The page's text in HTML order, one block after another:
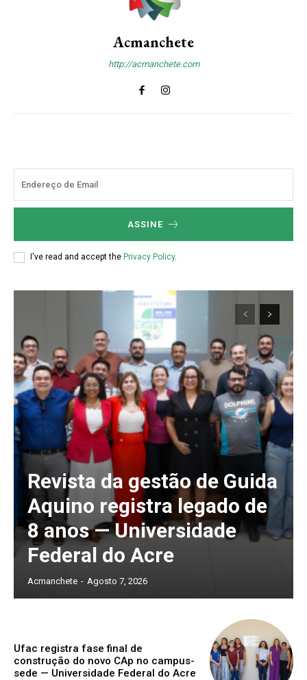
Acmanchete
http://acmanchete.com
ASSINE
I've read and accept the Privacy Policy.
Revista da gestão de Guida
Aquino registra legado de
8 anos — Universidade
Federal do Acre
Acmanchete - Agosto 7, 2026
Ufac registra fase final de
construção do novo CAp no campus-
sede — Universidade Federal do Acre